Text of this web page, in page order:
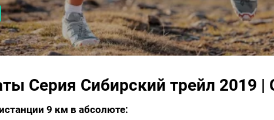
Серия Сибирский трейл 2019
9 км в абсолюте: